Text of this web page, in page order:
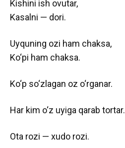
Kishini ish ovutar,
Kasalni — dori.
Uyquning ozi ham chaksa,
Ko‘pi ham chaksa.
Ko‘p so‘zlagan oz o‘rganar.
Har kim o‘z uyiga qarab tortar.
Ota rozi — xudo rozi.